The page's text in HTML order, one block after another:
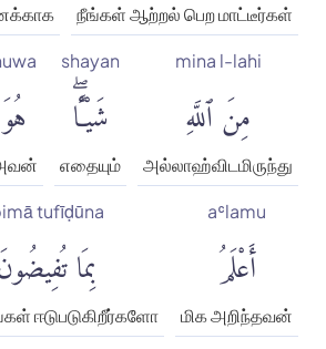
நீங்கள் ஆற்றல் பெற மாட்டீர்கள்
mina l-lahi
مِنَ ٱللَّهِ
அல்லாஹ்விடமிருந்து
shayan
شَيْـًٔاۖ
எதையும்
هُوَ
aʿlamu
أَعْلَمُ
மிக அறிந்தவன்
tufīḍūna
بِمَا
ஈடுபடுகிறீர்களோ